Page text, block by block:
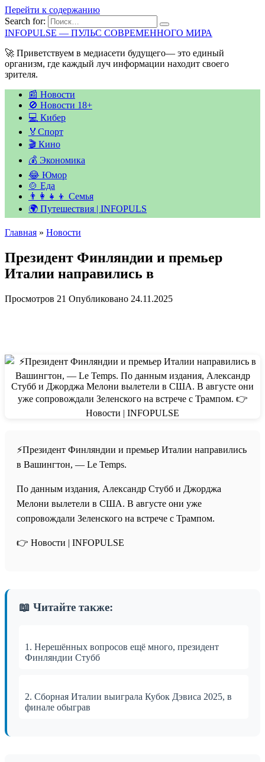
Перейти к содержанию
Search for:
INFOPULSE — ПУЛЬС СОВРЕМЕННОГО МИРА
🚀 Приветствуем в медиасети будущего— это единый
организм, где каждый луч информации находит своего
зрителя.
📰 Новости
🚫 Новости 18+
💻 Кибер
🏅Спорт
🎬 Кино
💰 Экономика
😂 Юмор
🍲 Еда
👨‍👩‍👧‍👦 Семья
🌍 Путешествия | INFOPULS
Главная » Новости
Президент Финляндии и премьер
Италии направились в
Просмотров 21 Опубликовано 24.11.2025
⚡️Президент Финляндии и премьер Италии направились
в Вашингтон, — Le Temps.
По данным издания, Александр Стубб и Джорджа
Мелони вылетели в США. В августе они уже
сопровождали Зеленского на встрече с Трампом.
👉 Новости | INFOPULSE⁩
📖 Читайте также:
1. Нерешённых вопросов ещё много, президент
Финляндии Стубб
2. Сборная Италии выиграла Кубок Дэвиса 2025, в
финале обыграв